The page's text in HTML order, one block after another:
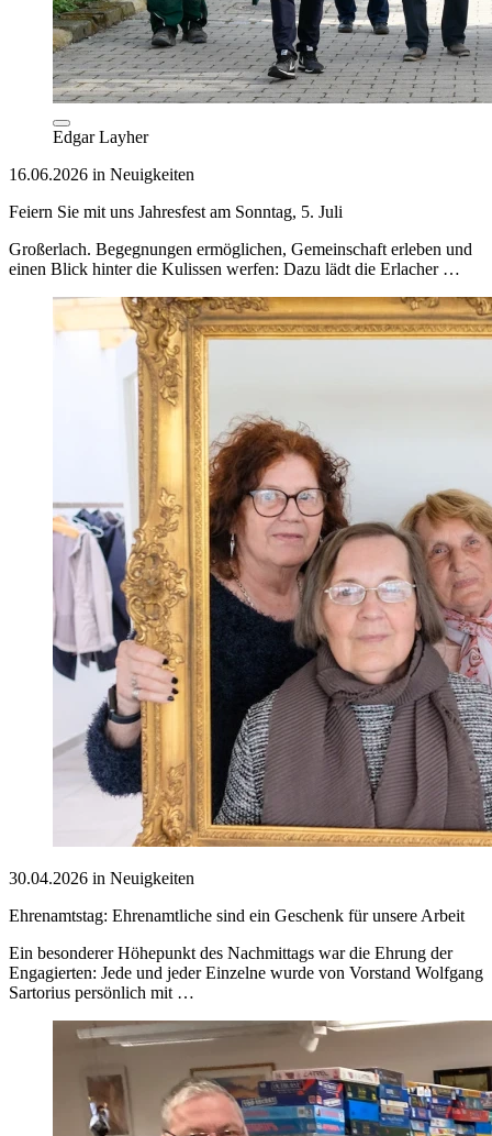
Edgar Layher
16.06.2026 in Neuigkeiten
Feiern Sie mit uns Jahresfest am Sonntag, 5. Juli
Großerlach. Begegnungen ermöglichen, Gemeinschaft erleben und
einen Blick hinter die Kulissen werfen: Dazu lädt die Erlacher …
30.04.2026 in Neuigkeiten
Ehrenamtstag: Ehrenamtliche sind ein Geschenk für unsere Arbeit
Ein besonderer Höhepunkt des Nachmittags war die Ehrung der
Engagierten: Jede und jeder Einzelne wurde von Vorstand Wolfgang
Sartorius persönlich mit …